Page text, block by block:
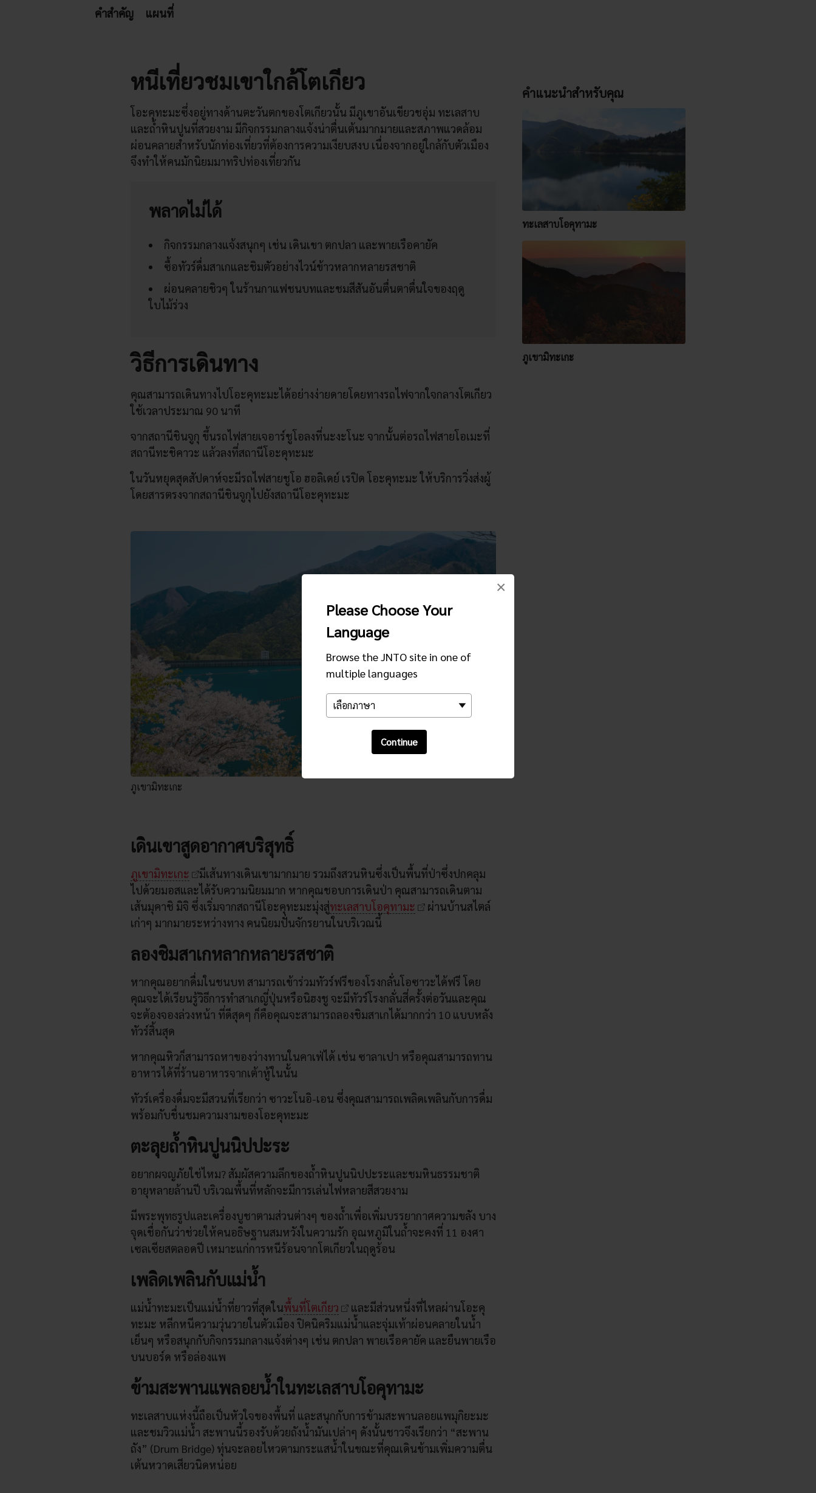
Please Choose Your
Language
Browse the JNTO site in one of
multiple languages
Continue
×
คำสำคัญ แผนที่
หนีเที่ยวชมเขาใกล้โตเกียว
โอะคุทะมะซึ่งอยู่ทางด้านตะวันตกของโตเกียวนั้น มีภูเขาอันเขียวชอุ่ม ทะเลสาบ
และถ้ำหินปูนที่สวยงาม มีกิจกรรมกลางแจ้งน่าตื่นเต้นมากมายและสภาพแวดล้อม
ผ่อนคลายสำหรับนักท่องเที่ยวที่ต้องการความเงียบสงบ เนื่องจากอยู่ใกล้กับตัวเมือง
จึงทำให้คนมักนิยมมาทริปท่องเที่ยวกัน
พลาดไม่ได้
กิจกรรมกลางแจ้งสนุกๆ เช่น เดินเขา ตกปลา และพายเรือคายัค
ซื้อทัวร์ดื่มสาเกและชิมตัวอย่างไวน์ข้าวหลากหลายรสชาติ
ผ่อนคลายชิวๆ ในร้านกาแฟชนบทและชมสีสันอันตื่นตาตื่นใจของฤดู
ใบไม้ร่วง
วิธีการเดินทาง
คุณสามารถเดินทางไปโอะคุทะมะได้อย่างง่ายดายโดยทางรถไฟจากใจกลางโตเกียว
ใช้เวลาประมาณ 90 นาที
จากสถานีชินจูกุ ขึ้นรถไฟสายเจอาร์ชูโอลงที่นะงะโนะ จากนั้นต่อรถไฟสายโอเมะที่
สถานีทะชิคาวะ แล้วลงที่สถานีโอะคุทะมะ
ในวันหยุดสุดสัปดาห์จะมีรถไฟสายชูโอ ฮอลิเดย์ เรปิด โอะคุทะมะ ให้บริการวิ่งส่งผู้
โดยสารตรงจากสถานีชินจูกุไปยังสถานีโอะคุทะมะ
ภูเขามิทะเกะ
เดินเขาสูดอากาศบริสุทธิ์
ภูเขามิทะเกะ
มีเส้นทางเดินเขามากมาย รวมถึงสวนหินซึ่งเป็นพื้นที่ป่าซึ่งปกคลุม
ไปด้วยมอสและได้รับความนิยมมาก หากคุณชอบการเดินป่า คุณสามารถเดินตาม
เส้นมุคาชิ มิจิ ซึ่งเริ่มจากสถานีโอะคุทะมะมุ่งสู่ทะเลสาบโอคุทามะ
ผ่านบ้านสไตล์
เก่าๆ มากมายระหว่างทาง คนนิยมปั่นจักรยานในบริเวณนี้
ลองชิมสาเกหลากหลายรสชาติ
หากคุณอยากดื่มในชนบท สามารถเข้าร่วมทัวร์ฟรีของโรงกลั่นโอซาวะได้ฟรี โดย
คุณจะได้เรียนรู้วิธีการทำสาเกญี่ปุ่นหรือนิฮงชู จะมีทัวร์โรงกลั่นสี่ครั้งต่อวันและคุณ
จะต้องจองล่วงหน้า ที่ดีสุดๆ ก็คือคุณจะสามารถลองชิมสาเกได้มากกว่า 10 แบบหลัง
ทัวร์สิ้นสุด
หากคุณหิวก็สามารถหาของว่างทานในคาเฟ่ได้ เช่น ซาลาเปา หรือคุณสามารถทาน
อาหารได้ที่ร้านอาหารจากเต้าหู้ในนั้น
ทัวร์เครื่องดื่มจะมีสวนที่เรียกว่า ซาวะโนอิ-เอน ซึ่งคุณสามารถเพลิดเพลินกับการดื่ม
พร้อมกับชื่นชมความงามของโอะคุทะมะ
ตะลุยถ้ำหินปูนนิปปะระ
อยากผจญภัยใช่ไหม? สัมผัสความลึกของถ้ำหินปูนนิปปะระและชมหินธรรมชาติ
อายุหลายล้านปี บริเวณพื้นที่หลักจะมีการเล่นไฟหลายสีสวยงาม
มีพระพุทธรูปและเครื่องบูชาตามส่วนต่างๆ ของถ้ำเพื่อเพิ่มบรรยากาศความขลัง บาง
จุดเชื่อกันว่าช่วยให้คนอธิษฐานสมหวังในความรัก อุณหภูมิในถ้ำจะคงที่ 11 องศา
เซลเซียสตลอดปี เหมาะแก่การหนีร้อนจากโตเกียวในฤดูร้อน
เพลิดเพลินกับแม่น้ำ
แม่น้ำทะมะเป็นแม่น้ำที่ยาวที่สุดในพื้นที่โตเกียว
และมีส่วนหนึ่งที่ไหลผ่านโอะคุ
ทะมะ หลีกหนีความวุ่นวายในตัวเมือง ปิคนิคริมแม่น้ำและจุ่มเท้าผ่อนคลายในน้ำ
เย็นๆ หรือสนุกกับกิจกรรมกลางแจ้งต่างๆ เช่น ตกปลา พายเรือคายัค และยืนพายเรือ
บนบอร์ด หรือล่องแพ
ข้ามสะพานแพลอยน้ำในทะเลสาบโอคุทามะ
ทะเลสาบแห่งนี้ถือเป็นหัวใจของพื้นที่ และสนุกกับการข้ามสะพานลอยแพมุกิยะมะ
และชมวิวแม่น้ำ สะพานนี้รองรับด้วยถังน้ำมันเปล่าๆ ดังนั้นชาวจึงเรียกว่า “สะพาน
ถัง” (Drum Bridge) ทุ่นจะลอยไหวตามกระแสน้ำในขณะที่คุณเดินข้ามเพิ่มความตื่น
เต้นหวาดเสียวนิดหน่อย
คำแนะนำสำหรับคุณ
ทะเลสาบโอคุทามะ
ภูเขามิทะเกะ